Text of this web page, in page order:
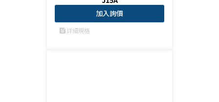
加入詢價
feed詳細規格